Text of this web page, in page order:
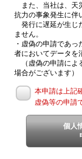
また、当社は、天
抗力の事象発生に伴
発行に遅延が生じ
ません。
・虚偽の申請であ
者においてデータを
（虚偽の申請によ
場合がございます）
本申請は上記
虚偽等の申請
個人